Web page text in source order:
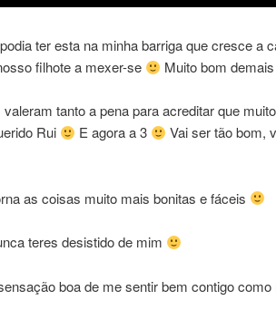
ter esta na minha barriga que cresce a
filhote a mexer-se
Muito bom demais
tanto a pena para acreditar que
Rui
E agora a 3
Vai ser tão bom,
as coisas muito mais bonitas e fáceis
teres desistido de mim
boa de me sentir bem contigo como